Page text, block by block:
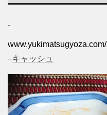
www.yukimatsugyoza.com/
–キャッシュ